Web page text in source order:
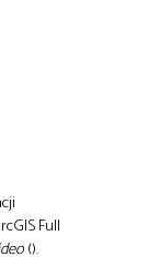
Full
().